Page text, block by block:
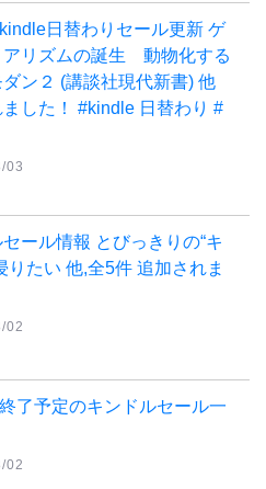
日替わりセール更新 ゲ
アリズムの誕生 動物化する
ン２ (講談社現代新書) 他
した！ #kindle 日替わり #
03
ール情報 とびっきりの“キ
5件 追加されま
02
了予定のキンドルセール一
02